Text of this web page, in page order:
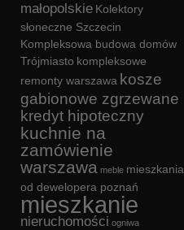
małopolskie Kolektory
słoneczne Szczecin
Kompleksowa budowa domów
Trójmiasto kompleksowe
remonty warszawa kosze
gabionowe zgrzewane
kredyt hipoteczny
kuchnie na
zamówienie
warszawa meble mieszkania
od dewelopera poznań
mieszkanie
nieruchomości ogniwa